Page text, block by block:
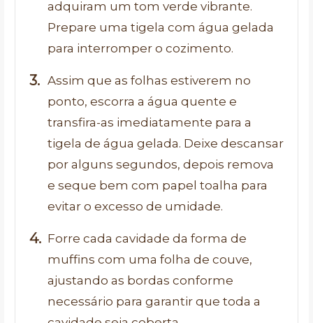
adquiram um tom verde vibrante.
Prepare uma tigela com água gelada
para interromper o cozimento.
Assim que as folhas estiverem no
ponto, escorra a água quente e
transfira-as imediatamente para a
tigela de água gelada. Deixe descansar
por alguns segundos, depois remova
e seque bem com papel toalha para
evitar o excesso de umidade.
Forre cada cavidade da forma de
muffins com uma folha de couve,
ajustando as bordas conforme
necessário para garantir que toda a